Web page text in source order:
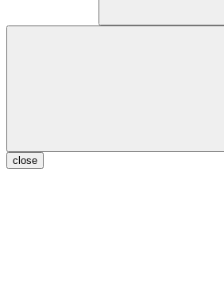
close